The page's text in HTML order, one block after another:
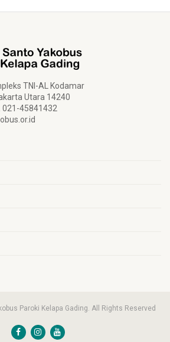
TNI-AL Kodamar
Utara 14240
021-45841432
Paroki Kelapa Gading. All Rights Reserved